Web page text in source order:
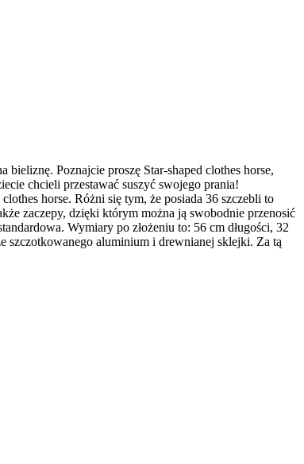
Poznajcie proszę Star-shaped clothes horse,
chcieli przestawać suszyć swojego prania!
horse. Różni się tym, że posiada 36 szczebli to
zaczepy, dzięki którym można ją swobodnie przenosić
Wymiary po złożeniu to: 56 cm długości, 32
szczotkowanego aluminium i drewnianej sklejki. Za tą